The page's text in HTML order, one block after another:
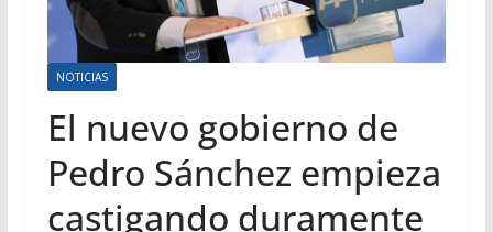
NOTICIAS
El nuevo gobierno de
Pedro Sánchez empieza
castigando duramente